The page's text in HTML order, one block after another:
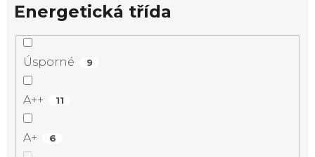
Energetická třída
Úsporné 9
A++ 11
A+ 6